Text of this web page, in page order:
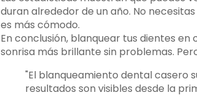
duran alrededor de un año. No
es más cómodo.
En conclusión, blanquear tus dientes en
sonrisa más brillante sin problemas.
"El blanqueamiento dental casero
resultados son visibles desde la